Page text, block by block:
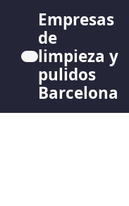
Empresas
de
limpieza y
pulidos
Barcelona